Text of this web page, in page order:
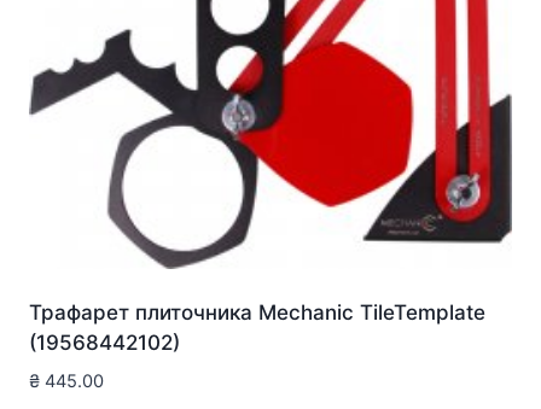
Трафарет плиточника Mechanic TileTemplate
(19568442102)
₴ 445.00